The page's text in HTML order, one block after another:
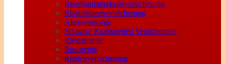
Berufs­unfähigkeitsversicherung
Risikolebensversicherung
Altersvorsorge
Schwere Krankheiten Versicherung
Riesterrente
Basisrente
Rentenversicherung